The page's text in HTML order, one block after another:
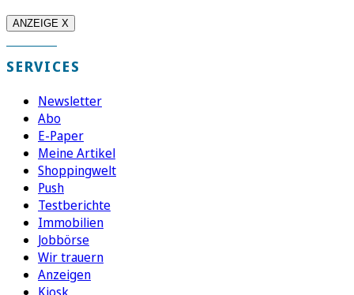
ANZEIGE X
SERVICES
Newsletter
Abo
E-Paper
Meine Artikel
Shoppingwelt
Push
Testberichte
Immobilien
Jobbörse
Wir trauern
Anzeigen